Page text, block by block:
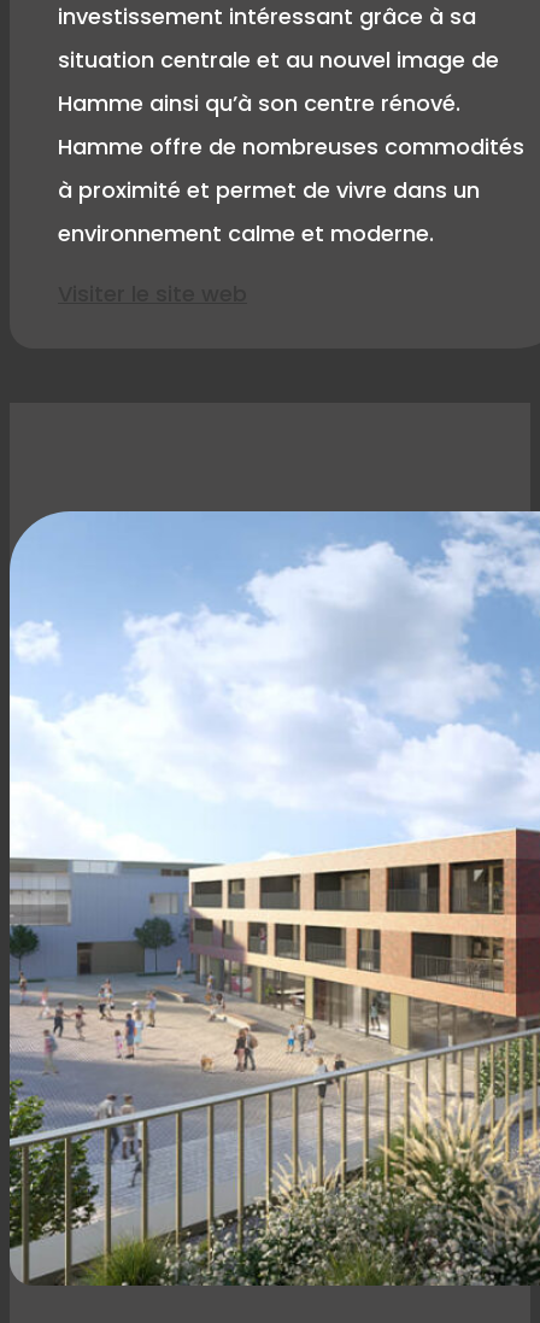
investissement intéressant grâce à sa
situation centrale et au nouvel image de
Hamme ainsi qu’à son centre rénové.
Hamme offre de nombreuses commodités
à proximité et permet de vivre dans un
environnement calme et moderne.